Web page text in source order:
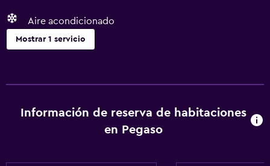
Aire acondicionado
Mostrar 1 servicio
Aire acondicionado
Información de reserva de habitaciones
en Pegaso